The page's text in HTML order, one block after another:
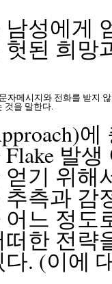
남성에게
헛된 희망
자메시지와 전화를 받지
것을 말한다.
Flake 발
얻기 위해
추측과 감
어느 정도
떠한 전략
다. (이에